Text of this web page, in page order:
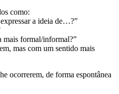
como:
a ideia de…?”
mais formal/informal?”
mas com um sentido mais
ocorrerem, de forma espontânea